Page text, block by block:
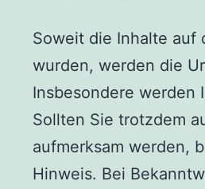
Soweit die Inhalte auf
wurden, werden die
Insbesondere werden
Sollten Sie trotzdem
aufmerksam werden,
Hinweis. Bei